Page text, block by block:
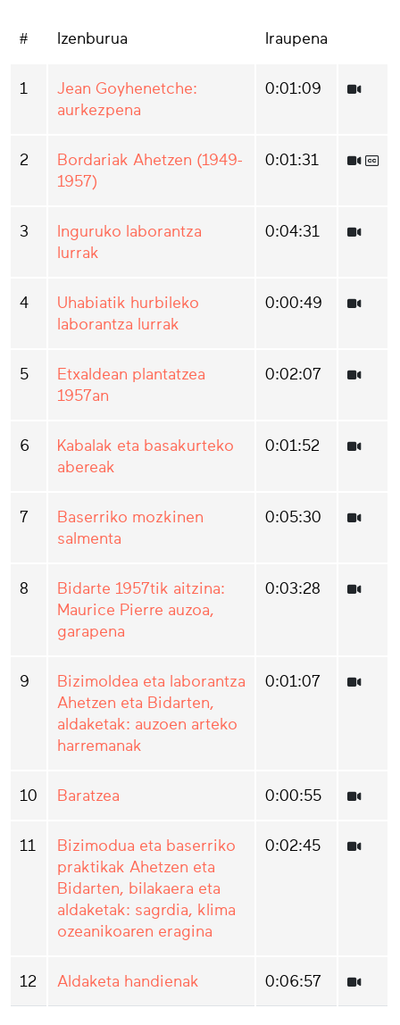
# Izenburua Iraupena
1
Jean Goyhenetche:
aurkezpena
0:01:09
2
Bordariak Ahetzen (1949-
1957)
0:01:31
3
Inguruko laborantza
lurrak
0:04:31
4
Uhabiatik hurbileko
laborantza lurrak
0:00:49
5
Etxaldean plantatzea
1957an
0:02:07
6
Kabalak eta basakurteko
abereak
0:01:52
7
Baserriko mozkinen
salmenta
0:05:30
8
Bidarte 1957tik aitzina:
Maurice Pierre auzoa,
garapena
0:03:28
9
Bizimoldea eta laborantza
Ahetzen eta Bidarten,
aldaketak: auzoen arteko
harremanak
0:01:07
10 Baratzea 0:00:55
11
Bizimodua eta baserriko
praktikak Ahetzen eta
Bidarten, bilakaera eta
aldaketak: sagrdia, klima
ozeanikoaren eragina
0:02:45
12 Aldaketa handienak 0:06:57